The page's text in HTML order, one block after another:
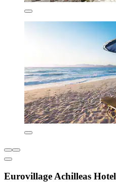
Eurovillage Achilleas Hotel